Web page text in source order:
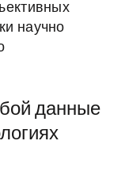
научно
данные